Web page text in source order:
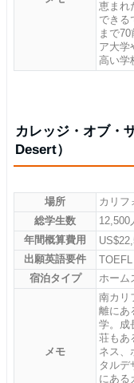
恵まれ
できる
まで
ア大学
高い学
カレッジ・オブ・
Desert）
場所
カリフ
総学生数
12,500
年間概算費用
出願英語要件
宿泊タイプ
ホーム
メモ
南カリ
離にあ
学。成
荘もあ
ネス、
タルデ
にある